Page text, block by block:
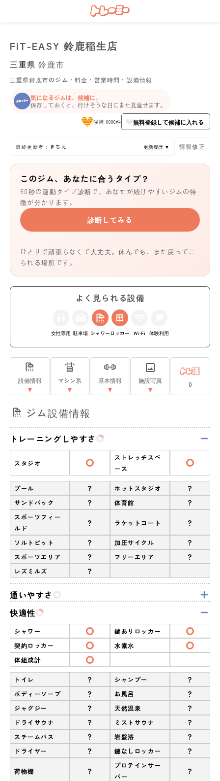
FIT-EASY 鈴鹿稲生店
三重県 鈴鹿市
三重県鈴鹿市のジム・料金・営業時間・設備情報
気になるジムは、候補に。
保存しておくと、行けそうな日にまた見返せます。
候補 0000件 無料登録して候補に入れる
最終更新者：きちえ 更新履歴 ▼ 情報修正
このジム、あなたに合うタイプ？
60秒の運動タイプ診断で、あなたが続けやすいジムの特
徴が分かります。
診断してみる
ひとりで頑張らなくて大丈夫。休んでも、また戻ってこ
られる場所です。
よく見られる設備
女性専用 駐車場 シャワー ロッカー Wi-Fi 体験利用
設備情報 マシン系 基本情報 施設写真 0
ジム設備情報
トレーニングしやすさ
スタジオ
ストレッチスペ
ース
プール ? ホットスタジオ ?
サンドバック ? 体育館 ?
スポーツフィー
ルド
? ラケットコート ?
ソルトピット ? 加圧サイクル ?
スポーツエリア ? フリーエリア ?
レズミルズ ?
通いやすさ
快適性
シャワー
鍵ありロッカー
契約ロッカー
水素水
体組成計
トイレ ? シャンプー ?
ボディーソープ ? お風呂 ?
ジャグジー ? 天然温泉 ?
ドライサウナ ? ミストサウナ ?
スチームバス ? 岩盤浴 ?
ドライヤー ? 鍵なしロッカー ?
荷物棚 ?
プロテインサー
バー
?